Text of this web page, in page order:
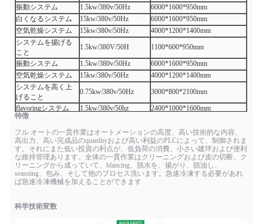
振動システム
1.5kw/380v/50Hz
6000*1600*950mm
白くなるシステム
15kw/380v/50Hz
6000*1600*950mm
空気乾燥システム
15kw/380v/50Hz
4000*1200*1400mm
システムを揚げる
こと
1.5kw/380V/50H
1100*600*950mm
振動システム
1.5kw/380v/50Hz
6000*1600*950mm
空気乾燥システム
15kw/380v/50Hz
4000*1200*1400mm
システムを高く上
げること
0.75kw/380v/50Hz
3000*800*2100mm
flavoringシステム
1.5kw/380v/50hz
2400*1000*1600mm
パッキング システ
ム
注:これらの変数は慣習的で、顧客の必要性に従ってカスタマイズするこ
とができます
特徴
フル オートの一貫作業はオートメーションの高度、高い技術的な内容、
高出力、高い完成品のquanlityおよび高い利益のPLCによって、制御されま
す。それにまた低い投資の利点が、低負荷の消費、小さい建坪および便利
な維持管理あります。全体の一貫作業はクリーニングおよび皮の切断、ク
リーニングから成っていて、blancing、脱水を、揚がり、脱油し、
seasoing、包み、そして他のプロセス洗います。急速冷凍する必要があれ
ば急速冷凍機械を加えることができます
科学技術変数